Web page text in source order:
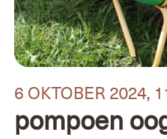
6 OKTOBER 2024,
pompoen